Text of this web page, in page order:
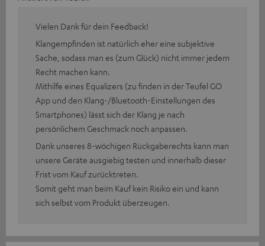
Vielen Dank für dein Feedback!
Klangempfinden ist natürlich eher eine subjektive
Sache, sodass man es (zum Glück) nicht immer jedem
Recht machen kann.
Mithilfe eines Equalizers (zu finden in der Teufel GO
App und den Klang-/Bluetooth-Einstellungen des
Smartphones) lässt sich der Klang je nach
persönlichem Geschmack noch anpassen.
Dank unseres 8-wöchigen Rückgaberechts kann man
unsere Geräte ausgiebig testen und innerhalb dieser
Frist vom Kauf zurücktreten.
Somit geht man beim Kauf kein Risiko ein und kann
sich selbst vom Produkt überzeugen.